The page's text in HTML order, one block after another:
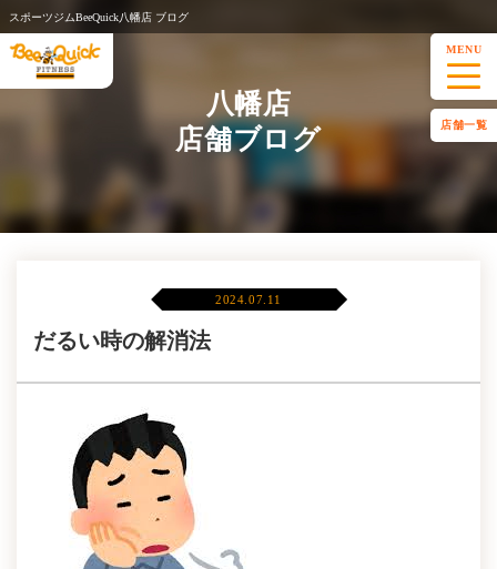
スポーツジムBeeQuick八幡店 ブログ
MENU
店舗一覧
八幡店
店舗ブログ
2024.07.11
だるい時の解消法